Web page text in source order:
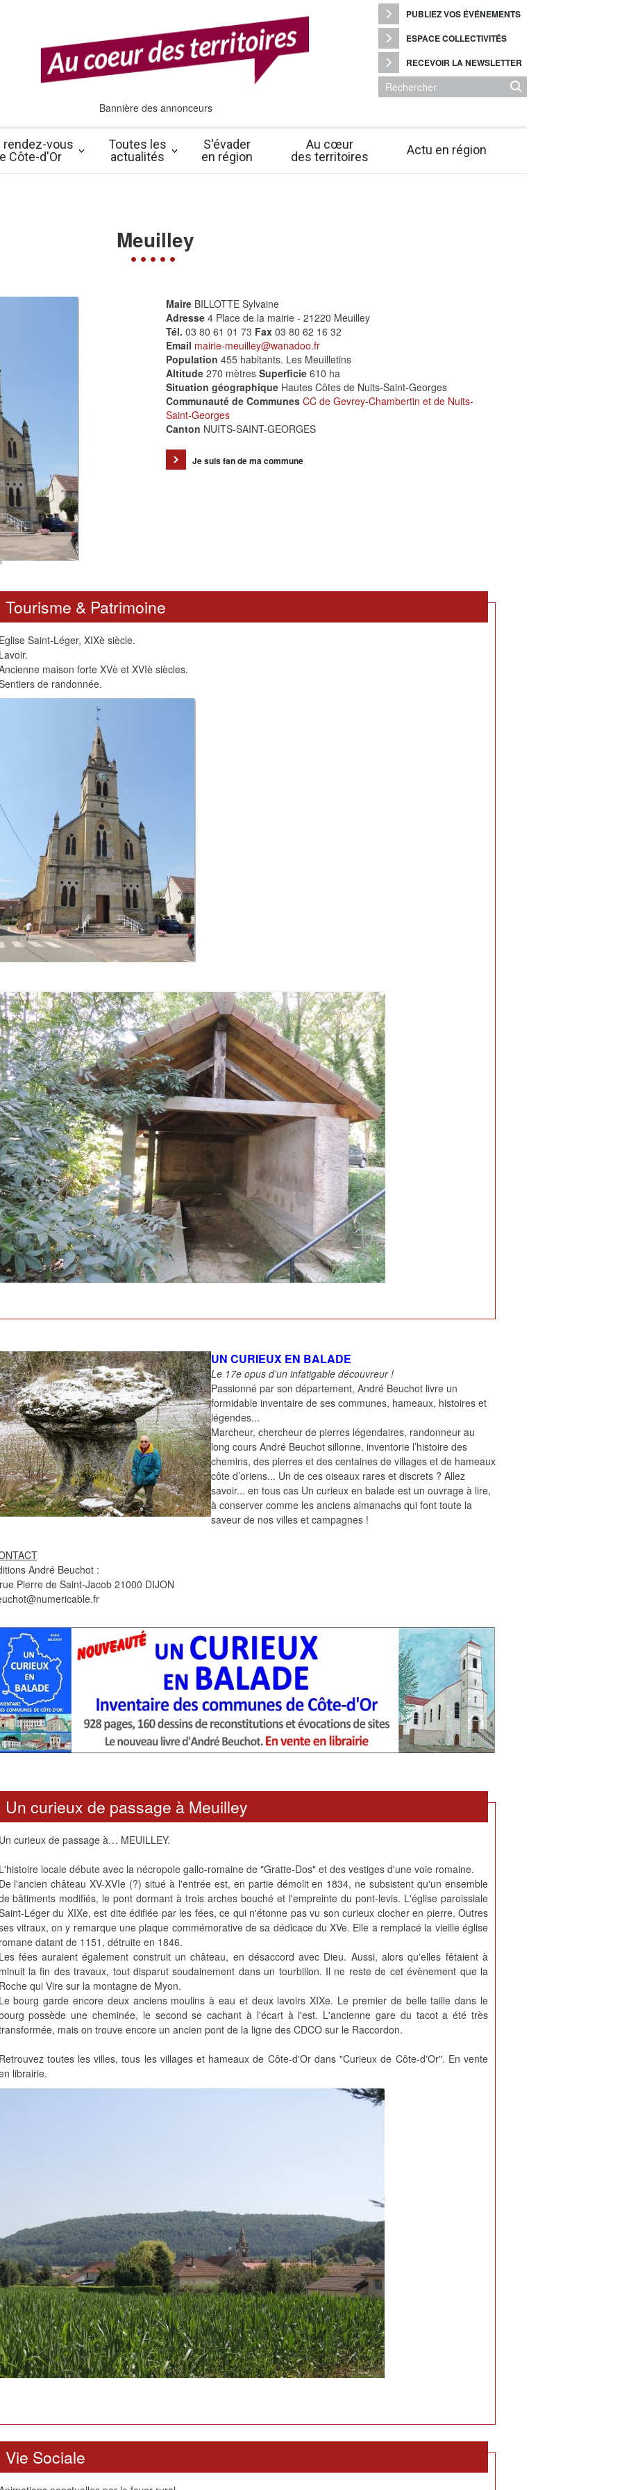
PUBLIEZ VOS ÉVÉNEMENTS
ESPACE COLLECTIVITÉS
RECEVOIR LA NEWSLETTER
Bannière des annonceurs
rendez-vous
Côte-d'Or
Toutes les
actualités
S'évader
en région
Au cœur
des territoires
Actu en région
Meuilley
Maire BILLOTTE Sylvaine
Adresse 4 Place de la mairie - 21220 Meuilley
Tél. 03 80 61 01 73 Fax 03 80 62 16 32
Email mairie-meuilley@wanadoo.fr
Population 455 habitants. Les Meuilletins
Altitude 270 mètres Superficie 610 ha
Situation géographique Hautes Côtes de Nuits-Saint-Georges
Communauté de Communes CC de Gevrey-Chambertin et de Nuits-
Saint-Georges
Canton NUITS-SAINT-GEORGES
Je suis fan de ma commune
Tourisme & Patrimoine
Saint-Léger, XIXè siècle.
maison forte XVè et XVIè siècles.
de randonnée.
UN CURIEUX EN BALADE
Le 17e opus d’un infatigable découvreur !
Passionné par son département, André Beuchot livre un
formidable inventaire de ses communes, hameaux, histoires et
légendes...
Marcheur, chercheur de pierres légendaires, randonneur au
long cours André Beuchot sillonne, inventorie l’histoire des
chemins, des pierres et des centaines de villages et de hameaux
côte d’oriens... Un de ces oiseaux rares et discrets ? Allez
savoir... en tous cas Un curieux en balade est un ouvrage à lire,
à conserver comme les anciens almanachs qui font toute la
saveur de nos villes et campagnes !
André Beuchot :
Pierre de Saint-Jacob 21000 DIJON
Un curieux de passage à Meuilley
curieux de passage à… MEUILLEY.
locale débute avec la nécropole gallo-romaine de "Gratte-Dos" et des vestiges d'une voie romaine.
l'ancien château XV-XVIe (?) situé à l'entrée est, en partie démolit en 1834, ne subsistent qu'un ensemble
bâtiments modifiés, le pont dormant à trois arches bouché et l'empreinte du pont-levis. L'église paroissiale
Léger du XIXe, est dite édifiée par les fées, ce qui n'étonne pas vu son curieux clocher en pierre. Outres
vitraux, on y remarque une plaque commémorative de sa dédicace du XVe. Elle a remplacé la vieille église
datant de 1151, détruite en 1846.
fées auraient également construit un château, en désaccord avec Dieu. Aussi, alors qu'elles fêtaient à
la fin des travaux, tout disparut soudainement dans un tourbillon. Il ne reste de cet évènement que la
qui Vire sur la montagne de Myon.
bourg garde encore deux anciens moulins à eau et deux lavoirs XIXe. Le premier de belle taille dans le
possède une cheminée, le second se cachant à l'écart à l'est. L'ancienne gare du tacot a été très
mais on trouve encore un ancien pont de la ligne des CDCO sur le Raccordon.
toutes les villes, tous les villages et hameaux de Côte-d'Or dans "Curieux de Côte-d'Or". En vente
librairie.
Vie Sociale